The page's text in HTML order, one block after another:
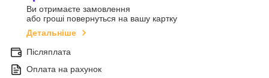
Ви отримаєте замовлення
або гроші повернуться на вашу картку
Детальніше
Післяплата
Оплата на рахунок